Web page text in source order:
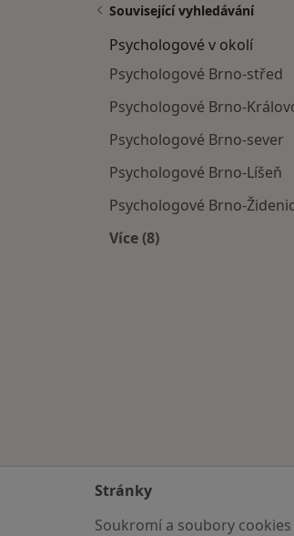
Související vyhledávání
Psychologové v okolí
Psychologové Brno-střed
Psychologové Brno-
Psychologové Brno-sever
Psychologové Brno-Líšeň
Psychologové Brno-
Více (8)
Stránky
Soukromí a soubory cookies